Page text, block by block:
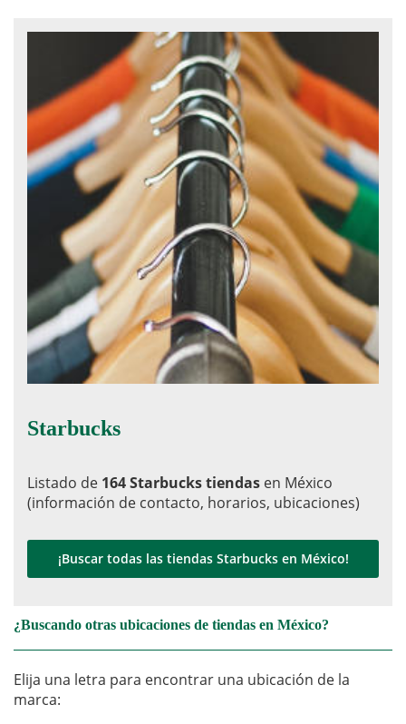
Starbucks
Listado de 164 Starbucks tiendas en México
(información de contacto, horarios, ubicaciones)
¡Buscar todas las tiendas Starbucks en México!
¿Buscando otras ubicaciones de tiendas en México?
Elija una letra para encontrar una ubicación de la
marca: